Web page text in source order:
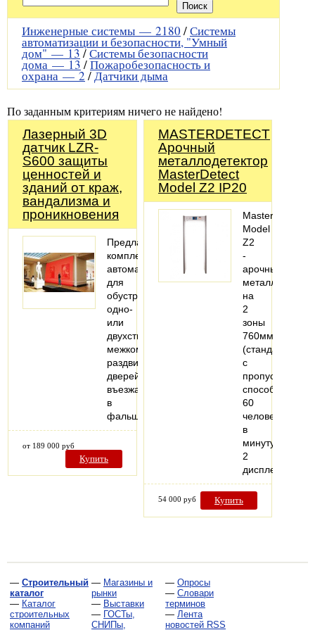
Инженерные системы — 2180 /Системы
автоматизации и безопасности, "Умный
дом" —13/Системы безопасности
дома —13 /Пожаробезопасность и
охрана —2 /Датчики дыма
По заданным критериям ничего не найдено!
Лазерный 3D
датчик LZR-
S600 защиты
ценностей и
зданий от краж,
вандализма и
проникновения
Предлагаем
комплекты
автоматики
для
обустройства
одно-
или
двухстворчатых
межкомнатных
раздвижных
дверей,
въезжающих
в
фальшстену..
от 189 000 руб
Купить
MASTERDETECT
Арочный
металлодетектор
MasterDetect
Model Z2 IP20
MasterDetect
Model
Z2
-
арочный
на
2
зоны
760мм
(стандарт)
с
пропускной
способностью
60
человек
в
минуту
2
дисплея.
54 000 руб Купить
— Строительный
каталог
— Каталог
строительных
компаний
— Магазины и
рынки
— Выставки
— ГОСТы,
СНИПы,
— Опросы
— Словари
терминов
— Лента
новостей RSS